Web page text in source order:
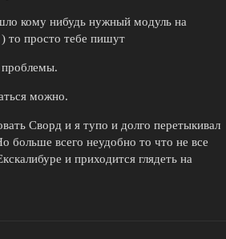
кому нибудь нужный модуль на
то просто тебе пишут
проблемы.
можно.
Сворд и я тупо и долго перетыкивал
больше всего неудобно то что не все
и приходится глядеть на